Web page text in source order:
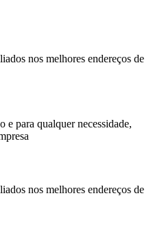
nos melhores endereços de
e para qualquer necessidade,
nos melhores endereços de